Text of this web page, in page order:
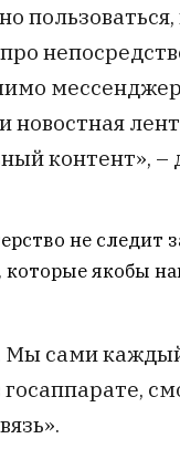
новостная
контент», –
не следит
якобы
Мы сами